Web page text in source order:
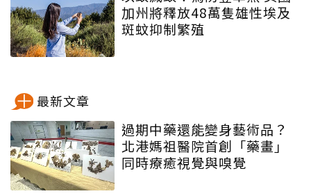
加州將釋放48萬隻雄性埃及
斑蚊抑制繁殖
最新文章
過期中藥還能變身藝術品？
北港媽祖醫院首創「藥畫」
同時療癒視覺與嗅覺